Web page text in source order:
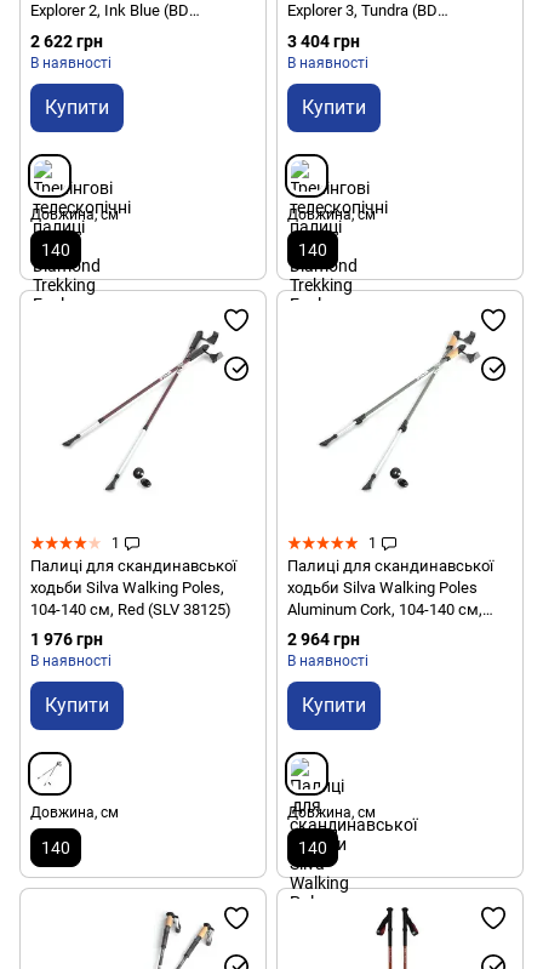
Explorer 2, Ink Blue (BD
1125504014ALL1)
2 622 грн
В наявності
Купити
Довжина, см
140
Explorer 3, Tundra (BD
1125513010ALL1)
3 404 грн
В наявності
Купити
Довжина, см
140
1
Палиці для скандинавської
ходьби Silva Walking Poles,
104-140 см, Red (SLV 38125)
1 976 грн
В наявності
Купити
Довжина, см
140
1
Палиці для скандинавської
ходьби Silva Walking Poles
Aluminum Cork, 104-140 см,
Grey (SLV 38123)
2 964 грн
В наявності
Купити
Довжина, см
140